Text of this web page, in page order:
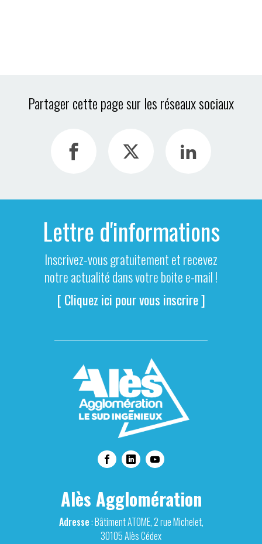
Partager cette page sur les réseaux sociaux
Lettre d'informations
Inscrivez-vous gratuitement et recevez
notre actualité dans votre boite e-mail !
[ Cliquez ici pour vous inscrire ]
Alès Agglomération
Adresse: Bâtiment ATOME, 2 rue Michelet,
30105 Alès Cédex